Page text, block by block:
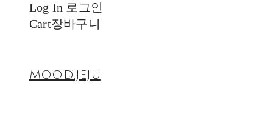
Log In 로그인
Cart장바구니
MOOD.JEJU